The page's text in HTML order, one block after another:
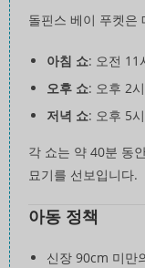
돌핀스 베이 푸켓은
아침 쇼: 오전 11
오후 쇼: 오후 2
저녁 쇼: 오후 5
각 쇼는 약 40분 동
묘기를 선보입니다.
아동 정책
신장 90cm 미만